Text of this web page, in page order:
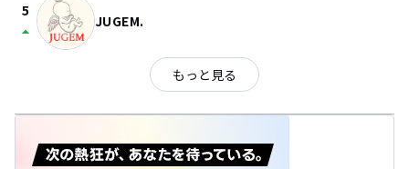
5
arrow_drop_up JUGEM.
もっと見る